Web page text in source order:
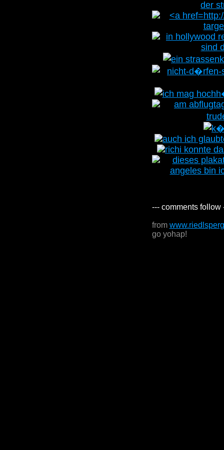
--- comments follow
from
go yohap!